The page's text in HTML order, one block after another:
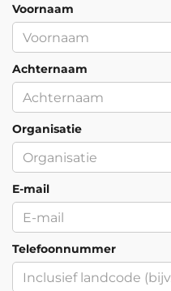
Voornaam
Achternaam
Organisatie
E-mail
Telefoonnummer